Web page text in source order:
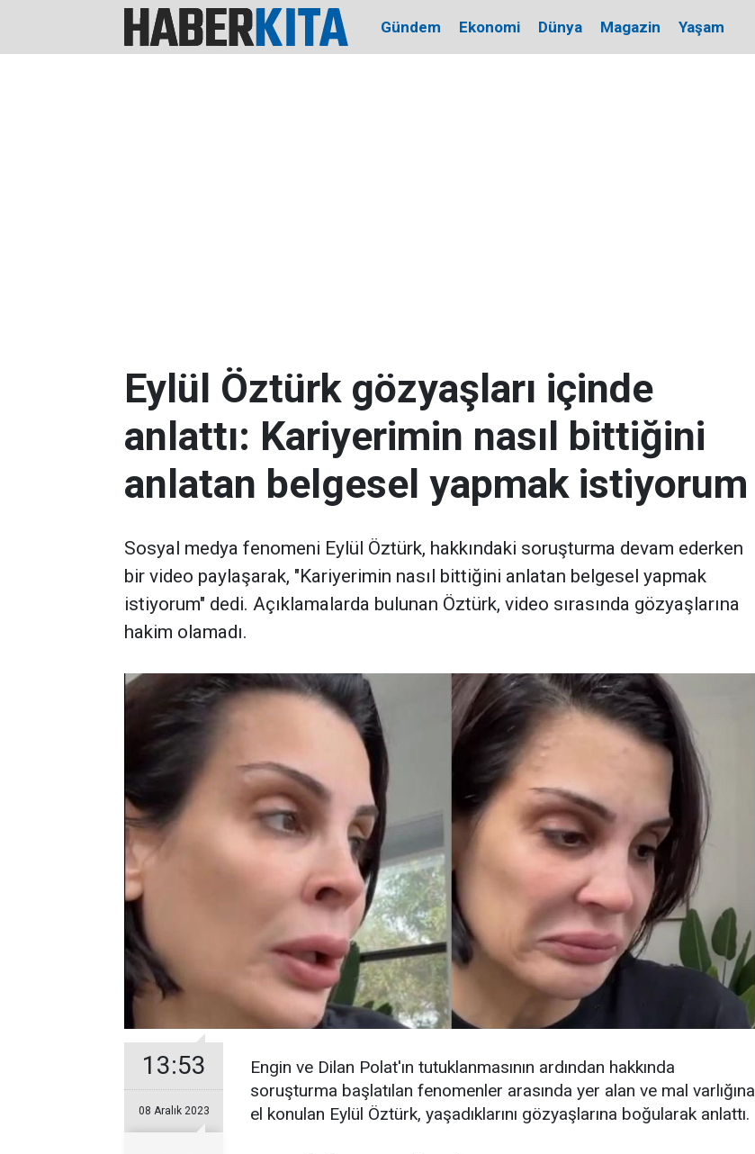
Gündem Ekonomi Dünya Magazin Yaşam
Eylül Öztürk gözyaşları içinde
anlattı: Kariyerimin nasıl bittiğini
anlatan belgesel yapmak istiyorum
Sosyal medya fenomeni Eylül Öztürk, hakkındaki soruşturma devam ederken
bir video paylaşarak, "Kariyerimin nasıl bittiğini anlatan belgesel yapmak
istiyorum" dedi. Açıklamalarda bulunan Öztürk, video sırasında gözyaşlarına
hakim olamadı.
13:53
08 Aralık 2023
Engin ve Dilan Polat'ın tutuklanmasının ardından hakkında
soruşturma başlatılan fenomenler arasında yer alan ve mal varlığına
el konulan Eylül Öztürk, yaşadıklarını gözyaşlarına boğularak anlattı.